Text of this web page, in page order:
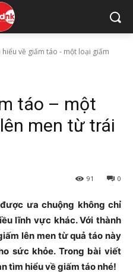
hiểu về giấm táo - một loại giấm
táo – một
men từ trái
0
91
ưa chuộng không chỉ
lĩnh vực khác. Với thành
lên men từ quả táo này
sức khỏe. Trong bài viết
tìm hiểu về giấm táo nhé!